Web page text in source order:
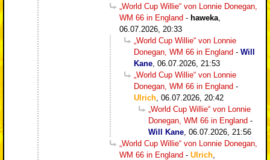
„World Cup Willie“ von Lonnie Donegan,
WM 66 in England - haweka
06.07.2026, 20:33
„World Cup Willie“ von Lonnie
Donegan, WM 66 in England - Will
Kane 06.07.2026, 21:53
„World Cup Willie“ von Lonnie
Donegan, WM 66 in England -
Ulrich 06.07.2026, 20:42
„World Cup Willie“ von Lonnie
Donegan, WM 66 in England -
Will Kane 06.07.2026, 21:56
„World Cup Willie“ von Lonnie Donegan,
WM 66 in England - Ulrich